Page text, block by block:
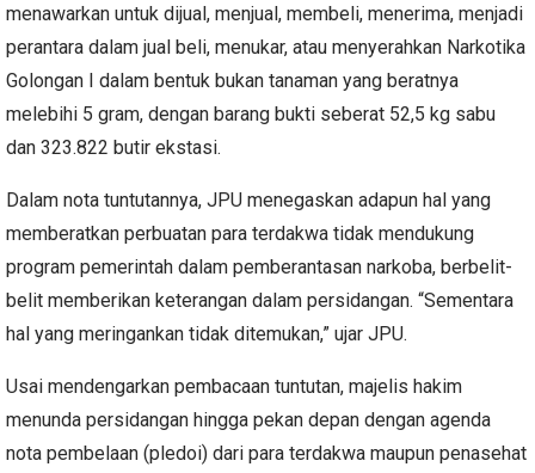
menawarkan untuk dijual, menjual, membeli, menerima, menjadi
perantara dalam jual beli, menukar, atau menyerahkan Narkotika
Golongan I dalam bentuk bukan tanaman yang beratnya
melebihi 5 gram, dengan barang bukti seberat 52,5 kg sabu
dan 323.822 butir ekstasi.
Dalam nota tuntutannya, JPU menegaskan adapun hal yang
memberatkan perbuatan para terdakwa tidak mendukung
program pemerintah dalam pemberantasan narkoba, berbelit-
belit memberikan keterangan dalam persidangan. “Sementara
hal yang meringankan tidak ditemukan,” ujar JPU.
Usai mendengarkan pembacaan tuntutan, majelis hakim
menunda persidangan hingga pekan depan dengan agenda
nota pembelaan (pledoi) dari para terdakwa maupun penasehat